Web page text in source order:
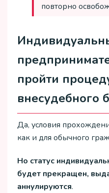
повторно
пройти
внесудебного
Да, условия
как и для обычного
Но статус
будет прекращен,
аннулируются.